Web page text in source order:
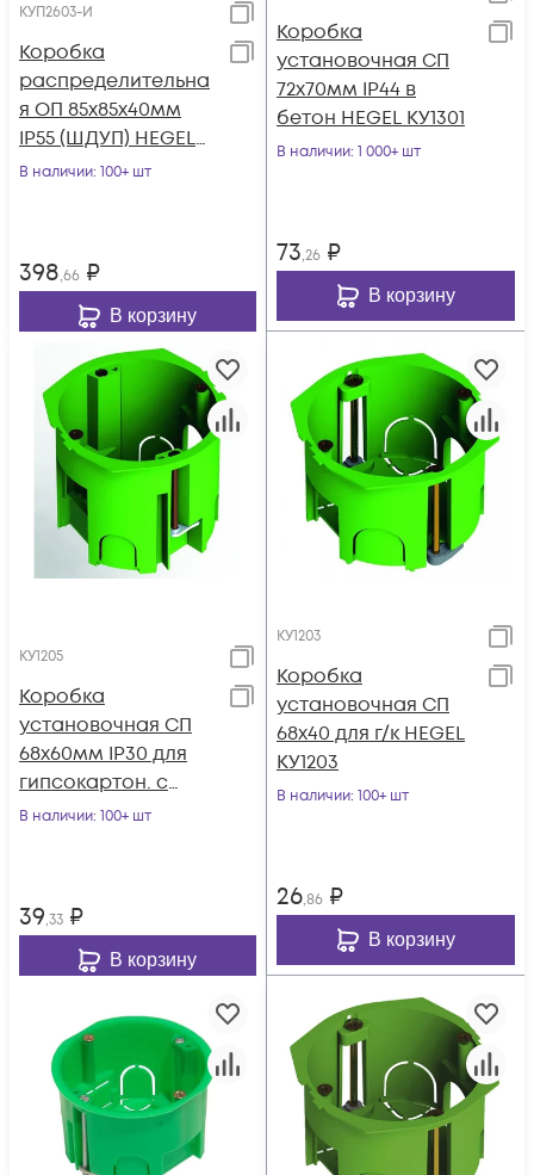
КУП2603-И
Коробка
распределительна
я ОП 85х85х40мм
IP55 (ШДУП) HEGEL
КУП2603-И
В наличии: 100+ шт
398,66 ₽
В корзину
Коробка
установочная СП
72х70мм IP44 в
бетон HEGEL КУ1301
В наличии: 1 000+ шт
73,26 ₽
В корзину
КУ1205
Коробка
установочная СП
68х60мм IP30 для
гипсокартон. с
метал. лапками
В наличии: 100+ шт
39,33 ₽
В корзину
КУ1203
Коробка
установочная СП
68х40 для г/к HEGEL
КУ1203
В наличии: 100+ шт
26,86 ₽
В корзину